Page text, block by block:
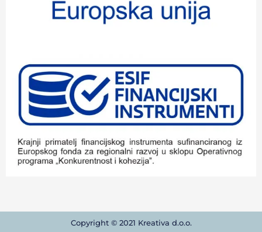
Copyright © 2021 Kreativa d.o.o.